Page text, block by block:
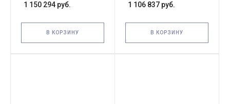
опоры (с платформой)
1 150 294 руб.
В КОРЗИНУ
опоры (с платформой)
1 106 837 руб.
В КОРЗИНУ